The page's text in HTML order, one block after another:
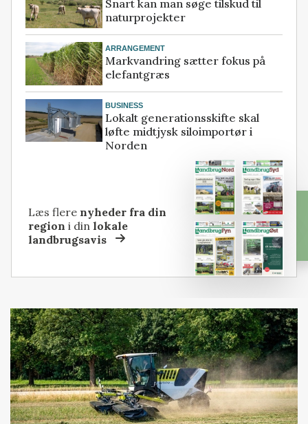
Snart kan man søge tilskud til
naturprojekter
ARRANGEMENT
Markvandring sætter fokus på
elefantgræs
BUSINESS
Lokalt generationsskifte skal
løfte midtjysk siloimportør i
Norden
Læs flere nyheder fra din
region i dinlokale
landbrugsavis